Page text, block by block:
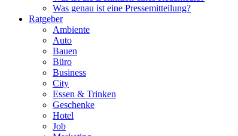
Was genau ist eine Pressemitteilung?
Ratgeber
Ambiente
Auto
Bauen
Büro
Business
City
Essen & Trinken
Geschenke
Hotel
Job